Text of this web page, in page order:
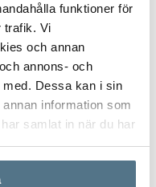
funktioner för
trafik. Vi
och annan
annons- och
Dessa kan i sin
information som
samlat in när du har
LAS IMÁGENES (25)